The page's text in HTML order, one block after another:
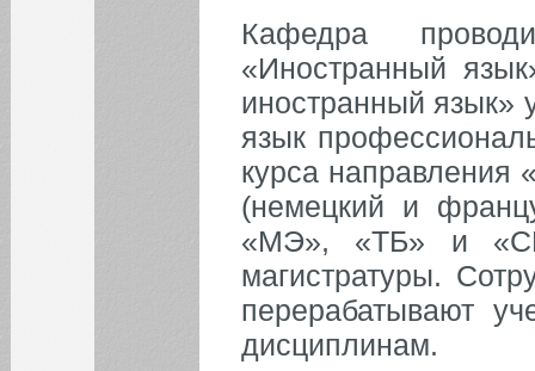
Кафедра
«Иностранный
иностранный язык»
язык
курса направления
(немецкий и
«МЭ», «ТБ» и
магистратуры.
перерабатывают
дисциплинам.